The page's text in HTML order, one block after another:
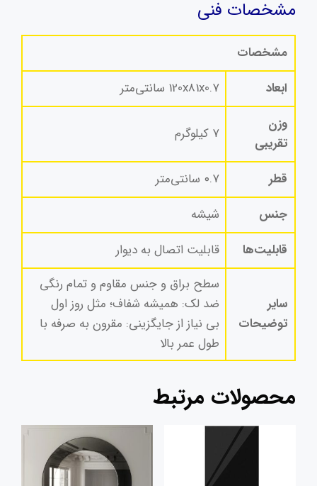
مشخصات فنی
مشخصات
ابعاد
120x81x0.۷ سانتی‌متر
وزن
تقریبی
۷ کیلوگرم
قطر
۰.۷ سانتی‌متر
جنس
شیشه
قابلیت‌ها
قابلیت اتصال به دیوار
سایر
توضیحات
سطح براق و جنس مقاوم و تمام رنگی
ضد لک: همیشه شفاف؛ مثل روز اول
بی نیاز از جایگزینی: مقرون به صرفه با
طول عمر بالا
محصولات مرتبط